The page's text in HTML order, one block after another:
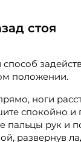
стоя
положении.
ноги
спокойно и
пальцы рук и
развернув